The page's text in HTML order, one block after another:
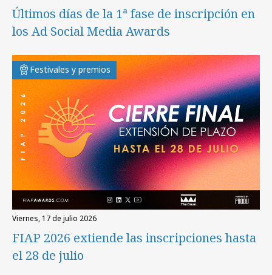
Últimos días de la 1ª fase de inscripción en
los Ad Social Media Awards
Festivales y premios
viernes, 17 de julio 2026
FIAP 2026 extiende las inscripciones hasta
el 28 de julio